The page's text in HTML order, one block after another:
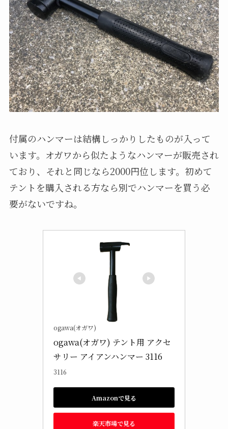
付属のハンマーは結構しっかりしたものが入って
います。オガワから似たようなハンマーが販売され
ており、それと同じなら2000円位します。初めて
テントを購入される方なら別でハンマーを買う必
要がないですね。
ogawa(オガワ)
ogawa(オガワ) テント用 アクセ
サリー アイアンハンマー 3116
3116
Amazonで見る
楽天市場で見る